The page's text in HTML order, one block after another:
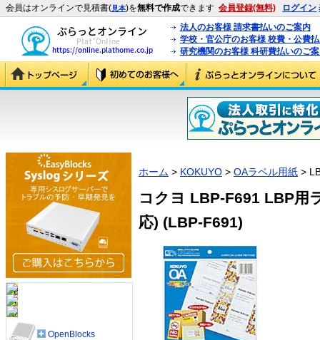
会員はオンラインで見積書(見本)を無料で作成できます 会員登録(無料) ログイン
法人のお客様 請求書払いのご案内
学校・官公庁のお客様 校費・公費
研究機関のお客様 科研費払いのご
ホーム > KOKUYO > OAラベル用紙 >
コクヨ LBP-F691 LBP用
応) (LBP-F691)
OpenBlocks